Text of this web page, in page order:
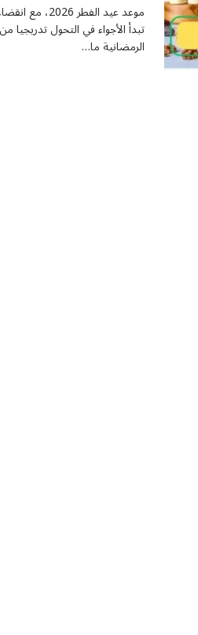
تبدأ الأجواء في التحول تدريجيا
الرمضانية ما…